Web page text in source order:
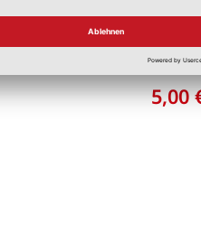
Flex weiß
5,00